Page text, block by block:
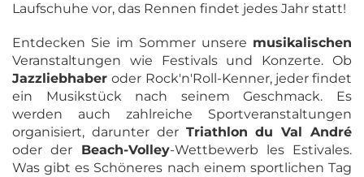
Laufschuhe vor, das Rennen findet jedes Jahr statt!
Entdecken Sie im Sommer unsere musikalischen
Veranstaltungen wie Festivals und Konzerte. Ob
Jazzliebhaberoder Rock'n'Roll-Kenner, jeder findet
ein Musikstück nach seinem Geschmack. Es
werden auch zahlreiche Sportveranstaltungen
organisiert, darunter der Triathlon du Val André
oder der Beach-Volley-Wettbewerb les Estivales.
Was gibt es Schöneres nach einem sportlichen Tag